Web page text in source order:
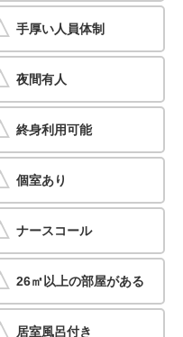
手厚い人員体制
夜間有人
終身利用可能
個室あり
ナースコール
26㎡以上の部屋がある
居室風呂付き